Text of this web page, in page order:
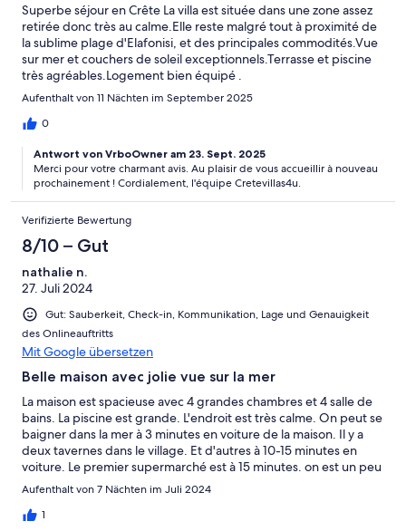
Superbe séjour en Crête La villa est située dans une zone assez
retirée donc très au calme.Elle reste malgré tout à proximité de
la sublime plage d'Elafonisi, et des principales commodités.Vue
sur mer et couchers de soleil exceptionnels.Terrasse et piscine
très agréables.Logement bien équipé .
Aufenthalt von 11 Nächten im September 2025
0
Antwort von VrboOwner am 23. Sept. 2025
Merci pour votre charmant avis. Au plaisir de vous accueillir à nouveau
prochainement ! Cordialement, l'équipe Cretevillas4u.
Verifizierte Bewertung
8/10 – Gut
nathalie n.
27. Juli 2024
Gut: Sauberkeit, Check-in, Kommunikation, Lage und Genauigkeit
des Onlineauftritts
Mit Google übersetzen
Belle maison avec jolie vue sur la mer
La maison est spacieuse avec 4 grandes chambres et 4 salle de
bains. La piscine est grande. L'endroit est très calme. On peut se
baigner dans la mer à 3 minutes en voiture de la maison. Il y a
deux tavernes dans le village. Et d'autres à 10-15 minutes en
voiture. Le premier supermarché est à 15 minutes. on est un peu
loin de tout, mais ce que nous avons apprécié. Le mobilier est
prix de la location est un peu dessus de sa valeur. Les jolies
Aufenthalt von 7 Nächten im Juli 2024
1